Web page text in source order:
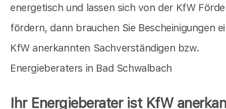
energetisch und lassen sich von der KfW
fördern, dann brauchen Sie Bescheinigungen
KfW anerkannten Sachverständigen bzw.
Energieberaters in Bad Schwalbach
Ihr Energieberater ist KfW